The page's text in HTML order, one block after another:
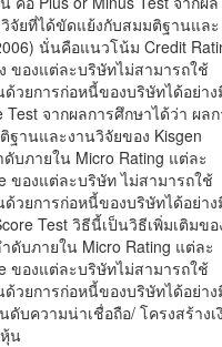
จัยที่ได้ขัดแย้งกับสมมติฐานและ
นั่นคือแนวโน้ม Credit
ของแต่ละบริษัทไม่สามารถใช้
วยการก่อหนี้ของบริษัทได้อย่าง
จากผลการศึกษาได้ว่า ผล
านและงานวิจัยของ Kisgen
บภายใน Micro Rating แต่ละ
ของแต่ละบริษัท ไม่สามารถใช้
วยการก่อหนี้ของบริษัทได้อย่าง
Test วิธีนี้เป็นวิธีเพิ่มเติมขอ
ดับภายใน Micro Rating แต่ละ
ของแต่ละบริษัทไม่สามารถใช้
วยการก่อหนี้ของบริษัทได้อย่าง
บความน่าเชื่อถือ/ โครงสร้างเ
น